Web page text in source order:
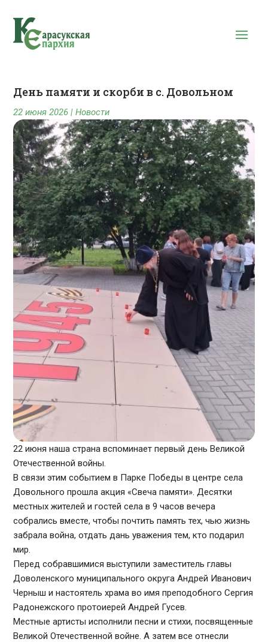
День памяти и скорби в с. Довольном
22 июня 2026 |Новости
22 июня наша страна вспоминает первый день Великой
Отечественной войны.
В связи этим событием в Парке Победы в центре села
Довольного прошла акция «Свеча памяти». Десятки
местных жителей и гостей села в 9 часов вечера
собрались вместе, чтобы почтить память тех, чью жизнь
забрала война, отдать дань уважения тем, кто подарил
мир.
Перед собравшимися выступили заместитель главы
Доволенского муниципального округа Андрей Иванович
Черныш и настоятель храма во имя преподобного Сергия
Радонежского протоиерей Андрей Гусев.
Местные артисты исполнили песни и стихи, посвященные
Великой Отечественной войне. А затем все отнесли